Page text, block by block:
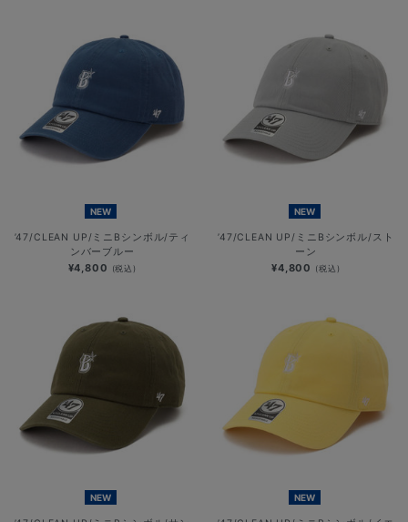
NEW
’47/CLEAN UP/ミニBシンボル/ティ
ンバーブルー
¥4,800 (税込)
NEW
’47/CLEAN UP/ミニBシンボル/スト
ーン
¥4,800 (税込)
NEW NEW